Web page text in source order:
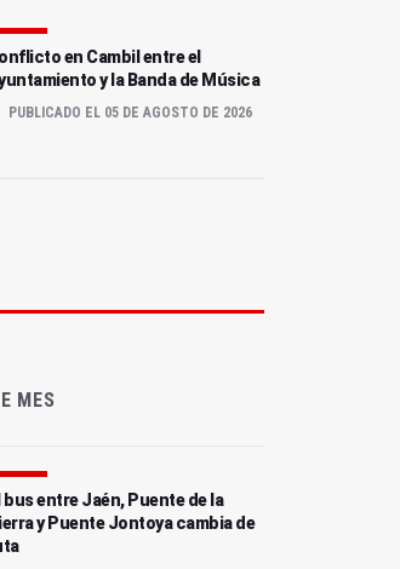
en Cambil entre el
y la Banda de Música
PUBLICADO EL 05 DE AGOSTO DE 2026
MES
bus entre Jaén, Puente de la
y Puente Jontoya cambia de